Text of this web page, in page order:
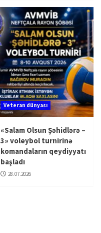
Veteran dünyası
«Salam Olsun Şəhidlərə –
3» voleybol turnirinə
komandaların qeydiyyatı
başladı
28.07.2026